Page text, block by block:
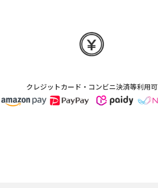
クレジットカード・コンビニ決済等利用可